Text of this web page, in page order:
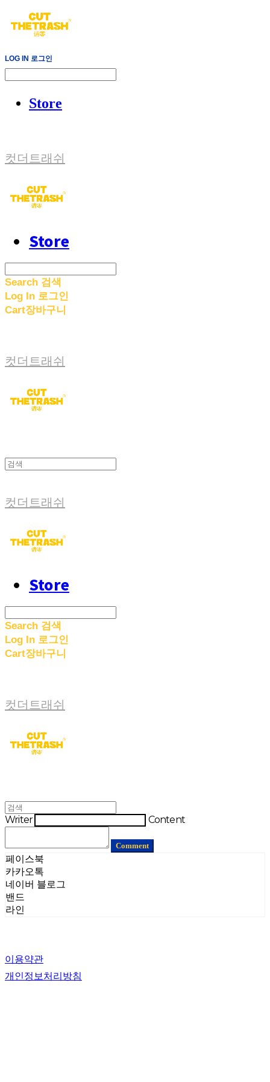
LOG IN 로그인
Store
컷더트래쉬
Store
Search 검색
Log In 로그인
Cart장바구니
컷더트래쉬
컷더트래쉬
Store
Search 검색
Log In 로그인
Cart장바구니
컷더트래쉬
Writer Content
Comment
페이스북
카카오톡
네이버 블로그
밴드
라인
이용약관
개인정보처리방침